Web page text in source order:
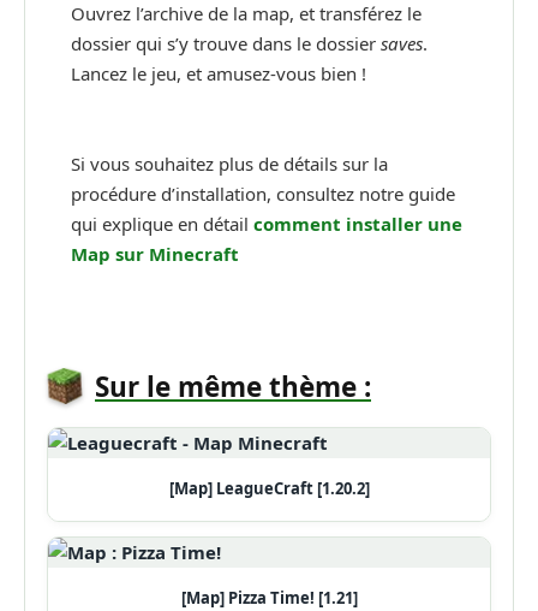
Ouvrez l’archive de la map, et transférez le
dossier qui s’y trouve dans le dossier saves.
Lancez le jeu, et amusez-vous bien !
Si vous souhaitez plus de détails sur la
procédure d’installation, consultez notre guide
qui explique en détail comment installer une
Map sur Minecraft
Sur le même thème :
[Map] LeagueCraft [1.20.2]
[Map] Pizza Time! [1.21]